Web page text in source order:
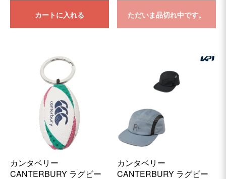
カートに入れる ただいま品切れ中です。
カンタベリー
CANTERBURY ラグビー
カンタベリー
CANTERBURY ラグビー